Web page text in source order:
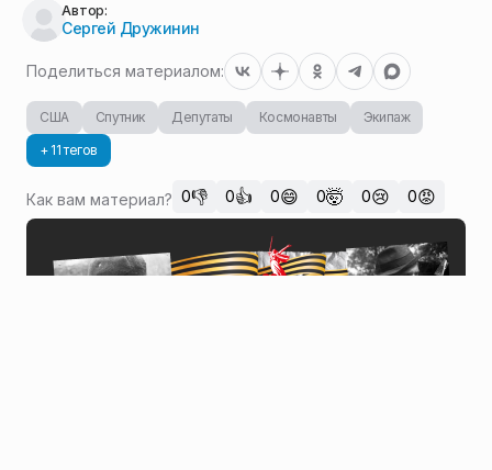
Автор:
Сергей Дружинин
Поделиться материалом:
США Спутник Депутаты Космонавты
Экипаж
+ 11 тегов
Как вам материал? 0👎 0👍 0😄 0🤯 0😢 0😡